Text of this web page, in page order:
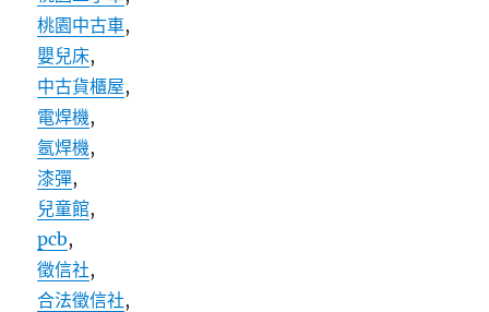
桃園中古車,
嬰兒床,
中古貨櫃屋,
電焊機,
氬焊機,
漆彈,
兒童館,
pcb,
徵信社,
合法徵信社,